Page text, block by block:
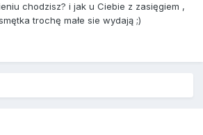
chodzisz? i jak u Ciebie z zasięgiem ,
trochę małe sie wydają ;)